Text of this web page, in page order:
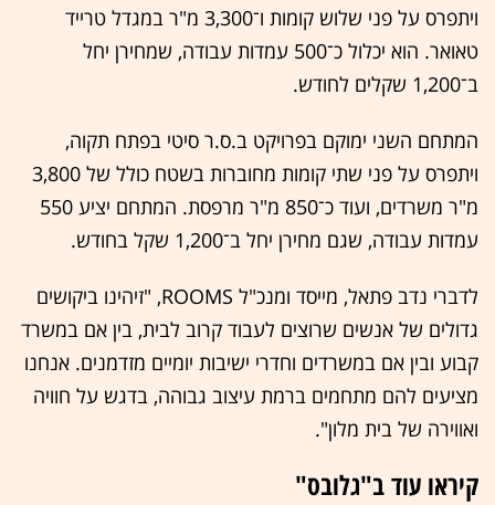
ויתפרס על פני שלוש קומות ו־3,300 מ"ר במגדל טרייד
טאואר. הוא יכלול כ־500 עמדות עבודה, שמחירן יחל
ב־1,200 שקלים לחודש.
המתחם השני ימוקם בפרויקט ב.ס.ר סיטי בפתח תקוה,
ויתפרס על פני שתי קומות מחוברות בשטח כולל של 3,800
מ"ר משרדים, ועוד כ־850 מ"ר מרפסת. המתחם יציע 550
עמדות עבודה, שגם מחירן יחל ב־1,200 שקל בחודש.
לדברי נדב פתאל, מייסד ומנכ"ל ROOMS, "זיהינו ביקושים
גדולים של אנשים שרוצים לעבוד קרוב לבית, בין אם במשרד
קבוע ובין אם במשרדים וחדרי ישיבות יומיים מזדמנים. אנחנו
מציעים להם מתחמים ברמת עיצוב גבוהה, בדגש על חוויה
ואווירה של בית מלון".
קיראו עוד ב"גלובס"